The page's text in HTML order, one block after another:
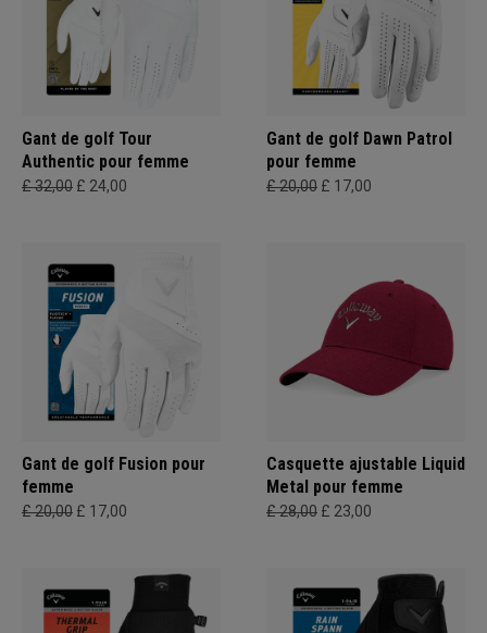
Gant de golf Tour
Authentic pour femme
£ 32,00 £ 24,00
Gant de golf Dawn Patrol
pour femme
£ 20,00 £ 17,00
Gant de golf Fusion pour
femme
£ 20,00 £ 17,00
Casquette ajustable Liquid
Metal pour femme
£ 28,00 £ 23,00